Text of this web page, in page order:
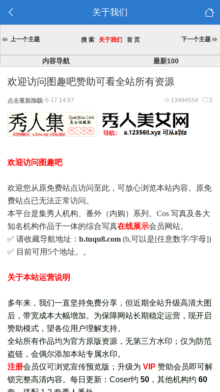
关于我们
上一个主题 搜 索 关于我们 首 页 下一个主题
内容导航 最新100
欢迎访问图趣吧赞助可看全站所有资源
点击重新加载 13494554 2
2025-5-17 14:57
欢迎访问图趣吧
欢迎您从原免费站点访问至此，可放心浏览本站内容。原免
费站点已无法正常访问。
本平台是集秀人机构、番外（内购）系列、Cos 写真及各大
知名机构作品于一体的综合写真在线展示会员网站。
✅ 请收藏导航地址： b.tuqu8.com (b,可以是[任意数字/字母])
✅ 目前可用5个地址。。
关于本站运营说明
多年来，我们一直坚持免费分享，但近期全站升级高清大图
后，带宽成本大幅增加。为保障网站长期稳定运营，现开启
赞助模式，望各位用户理解支持。
全站所有作品均为官方原版资源，无第三方水印；仅为防范
盗链，会偶尔添加本站专属水印。
注册会员仅可浏览宣传预览版 ； 升级为 VIP 赞助会员即可解
锁完整高清内容。每日更新： Coser约 50 ，其他机构约 60